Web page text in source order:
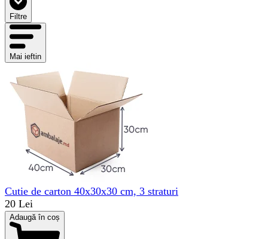
Filtre
Mai ieftin
Cutie de carton 40x30x30 cm, 3 straturi
20 Lei
Adaugă în coș